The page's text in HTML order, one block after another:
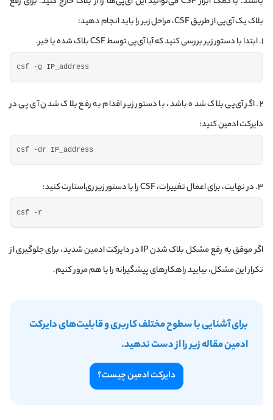
بلاک یک آی‌پی از طریق CSF، مراحل زیر را باید انجام دهید:
۱. ابتدا با دستور زیر بررسی کنید که آیا آی‌پی توسط CSF بلاک شده یا خیر.
csf -g IP_address
۲. اگر آی‌پی بلاک شده باشد، با دستور زیر اقدام به رفع بلاک شدن آی پی در
دایرکت ادمین کنید:
csf -dr IP_address
۳. در نهایت، برای اعمال تغییرات، CSF را با دستور زیر ری‌استارت کنید:
csf -r
اگر موفق به رفع مشکل بلاک شدن IP در دایرکت ادمین شدید، برای جلوگیری از
تکرار این مشکل، بیایید راهکارهای پیشگیرانه را با هم مرور کنیم.
برای آشنایی با سطوح مختلف کاربری و قابلیت‌های دایرکت
ادمین مقاله زیر را از دست ندهید.
دایرکت ادمین چیست؟